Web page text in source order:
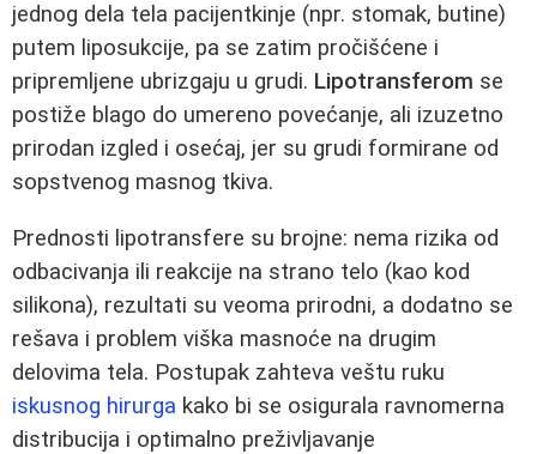
jednog dela tela pacijentkinje (npr. stomak, butine)
putem liposukcije, pa se zatim pročišćene i
pripremljene ubrizgaju u grudi. Lipotransferom se
postiže blago do umereno povećanje, ali izuzetno
prirodan izgled i osećaj, jer su grudi formirane od
sopstvenog masnog tkiva.
Prednosti lipotransfere su brojne: nema rizika od
odbacivanja ili reakcije na strano telo (kao kod
silikona), rezultati su veoma prirodni, a dodatno se
rešava i problem viška masnoće na drugim
delovima tela. Postupak zahteva veštu ruku
iskusnog hirurga kako bi se osigurala ravnomerna
distribucija i optimalno preživljavanje